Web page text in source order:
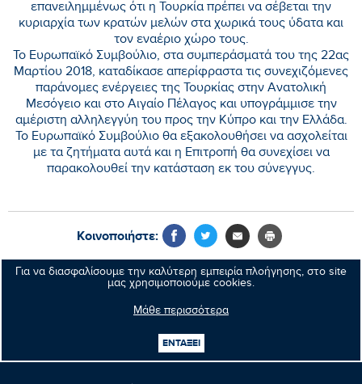
Για να διασφαλίσουμε την καλύτερη εμπειρία πλοήγησης, στο site
μας χρησιμοποιούμε cookies.
Μάθε περισσότερα
ΕΝΤΑΞΕΙ
επανειλημμένως ότι η Τουρκία πρέπει να σέβεται την
κυριαρχία των κρατών μελών στα χωρικά τους ύδατα και
τον εναέριο χώρο τους.
Το Ευρωπαϊκό Συμβούλιο, στα συμπεράσματά του της 22ας
Μαρτίου 2018, καταδίκασε απερίφραστα τις συνεχιζόμενες
παράνομες ενέργειες της Τουρκίας στην Ανατολική
Μεσόγειο και στο Αιγαίο Πέλαγος και υπογράμμισε την
αμέριστη αλληλεγγύη του προς την Κύπρο και την Ελλάδα.
Το Ευρωπαϊκό Συμβούλιο θα εξακολουθήσει να ασχολείται
με τα ζητήματα αυτά και η Επιτροπή θα συνεχίσει να
παρακολουθεί την κατάσταση εκ του σύνεγγυς.
Κοινοποιήστε: